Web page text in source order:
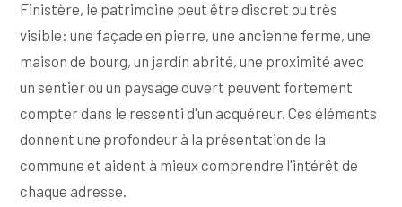
Finistère, le patrimoine peut être discret ou très
visible: une façade en pierre, une ancienne ferme, une
maison de bourg, un jardin abrité, une proximité avec
un sentier ou un paysage ouvert peuvent fortement
compter dans le ressenti d'un acquéreur. Ces éléments
donnent une profondeur à la présentation de la
commune et aident à mieux comprendre l'intérêt de
chaque adresse.